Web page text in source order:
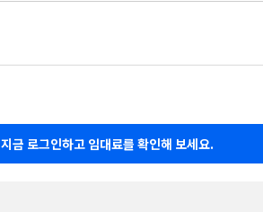
지금 로그인하고 임대료를 확인해 보세요.